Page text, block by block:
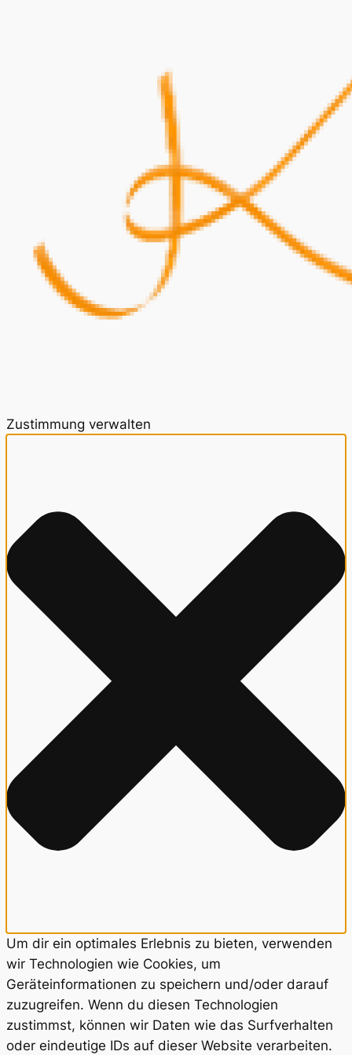
Zustimmung verwalten
Um dir ein optimales Erlebnis zu bieten, verwenden
wir Technologien wie Cookies, um
Geräteinformationen zu speichern und/oder darauf
zuzugreifen. Wenn du diesen Technologien
zustimmst, können wir Daten wie das Surfverhalten
oder eindeutige IDs auf dieser Website verarbeiten.